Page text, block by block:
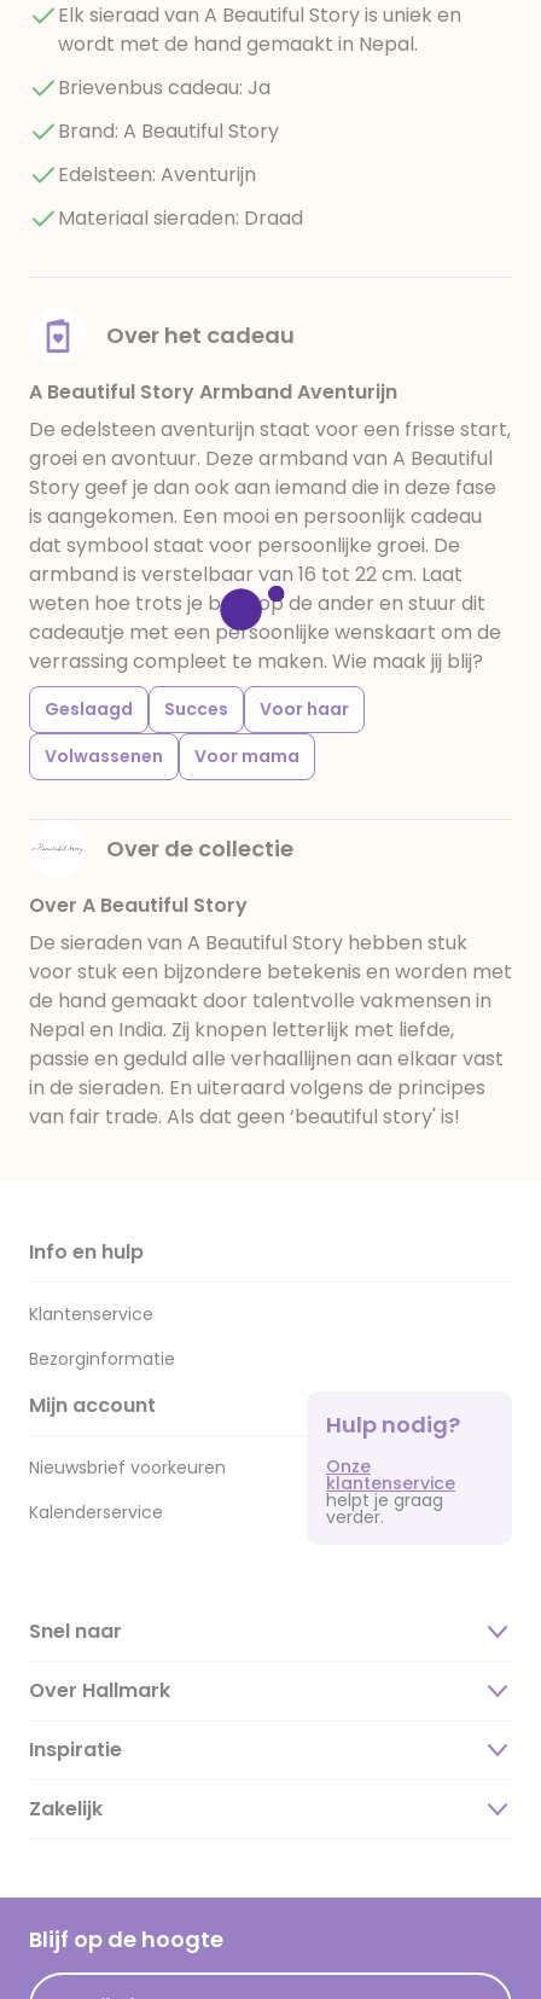
Elk sieraad van A Beautiful Story is uniek en
wordt met de hand gemaakt in Nepal.
Brievenbus cadeau: Ja
Brand: A Beautiful Story
Edelsteen: Aventurijn
Materiaal sieraden: Draad
Over het cadeau
A Beautiful Story Armband Aventurijn
De edelsteen aventurijn staat voor een frisse start,
groei en avontuur. Deze armband van A Beautiful
Story geef je dan ook aan iemand die in deze fase
is aangekomen. Een mooi en persoonlijk cadeau
dat symbool staat voor persoonlijke groei. De
armband is verstelbaar van 16 tot 22 cm. Laat
weten hoe trots je bent op de ander en stuur dit
cadeautje met een persoonlijke wenskaart om de
verrassing compleet te maken. Wie maak jij blij?
Geslaagd Succes
Voor haar
Volwassenen
Voor mama
Over de collectie
Over A Beautiful Story
De sieraden van A Beautiful Story hebben stuk
voor stuk een bijzondere betekenis en worden met
de hand gemaakt door talentvolle vakmensen in
Nepal en India. Zij knopen letterlijk met liefde,
passie en geduld alle verhaallijnen aan elkaar vast
in de sieraden. En uiteraard volgens de principes
van fair trade. Als dat geen ‘beautiful story' is!
Info en hulp
Klantenservice
Bezorginformatie
Mijn account
Nieuwsbrief voorkeuren
Kalenderservice
Hulp nodig?
Onze
klantenservice
helpt je graag
verder.
Snel naar
Over Hallmark
Over ons
Duurzaamheid
Hallmark Kaartclub
Acties
Inspiratie
Magazine
Cadeau inspiratie
Kaartinspiratie
Zakelijk
Blijf op de hoogte